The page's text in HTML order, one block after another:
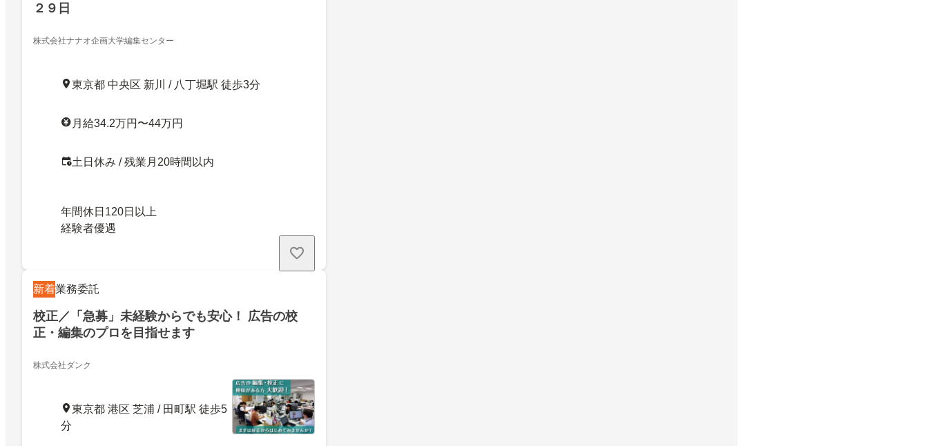
２９日
株式会社ナナオ企画大学編集センター
東京都 中央区 新川 / 八丁堀駅 徒歩3分
月給34.2万円〜44万円
土日休み / 残業月20時間以内
年間休日120日以上
経験者優遇
新着業務委託
校正／「急募」未経験からでも安心！ 広告の校
正・編集のプロを目指せます
株式会社ダンク
東京都 港区 芝浦 / 田町駅 徒歩5
分